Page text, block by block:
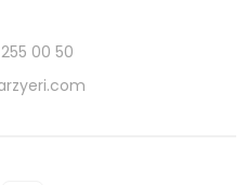
00 50